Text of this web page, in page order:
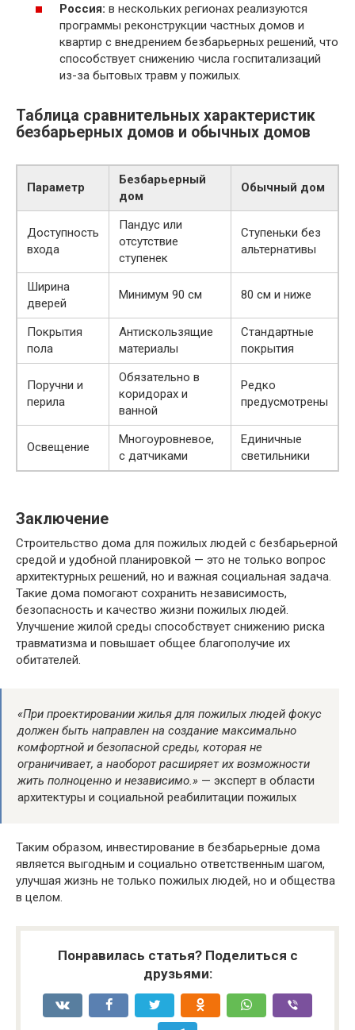
Россия: в нескольких регионах реализуются
программы реконструкции частных домов и
квартир с внедрением безбарьерных решений, что
способствует снижению числа госпитализаций
из-за бытовых травм у пожилых.
Таблица сравнительных характеристик
безбарьерных домов и обычных домов
Параметр
Безбарьерный
дом
Обычный дом
Доступность
входа
Пандус или
отсутствие
ступенек
Ступеньки без
альтернативы
Ширина
дверей
Минимум 90 см 80 см и ниже
Покрытия
пола
Антискользящие
материалы
Стандартные
покрытия
Поручни и
перила
Обязательно в
коридорах и
ванной
Редко
предусмотрены
Освещение
Многоуровневое,
с датчиками
Единичные
светильники
Заключение
Строительство дома для пожилых людей с безбарьерной
средой и удобной планировкой — это не только вопрос
архитектурных решений, но и важная социальная задача.
Такие дома помогают сохранить независимость,
безопасность и качество жизни пожилых людей.
Улучшение жилой среды способствует снижению риска
травматизма и повышает общее благополучие их
обитателей.
«При проектировании жилья для пожилых людей фокус
должен быть направлен на создание максимально
комфортной и безопасной среды, которая не
ограничивает, а наоборот расширяет их возможности
жить полноценно и независимо.» — эксперт в области
архитектуры и социальной реабилитации пожилых
Таким образом, инвестирование в безбарьерные дома
является выгодным и социально ответственным шагом,
улучшая жизнь не только пожилых людей, но и общества
в целом.
Понравилась статья? Поделиться с
друзьями: